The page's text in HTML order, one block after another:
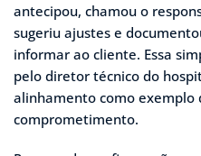
antecipou, chamou o
sugeriu ajustes e
informar ao cliente. Essa
pelo diretor técnico do
alinhamento como exemplo
comprometimento.